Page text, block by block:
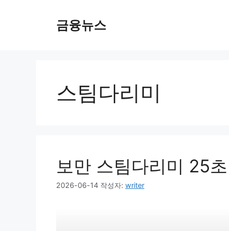
금융뉴스
스팀다리미
보만 스팀다리미 25
2026-06-14 작성자: writer